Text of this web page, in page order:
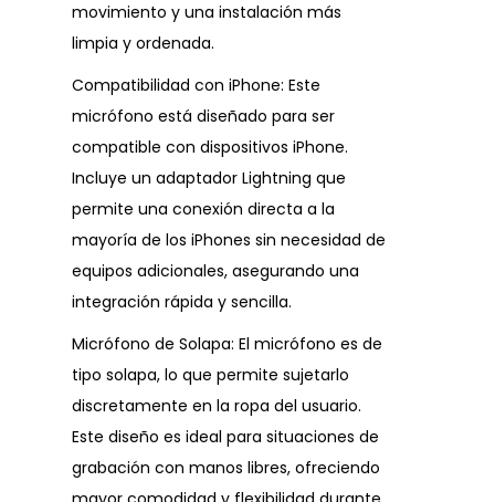
movimiento y una instalación más
limpia y ordenada.
Compatibilidad con iPhone: Este
micrófono está diseñado para ser
compatible con dispositivos iPhone.
Incluye un adaptador Lightning que
permite una conexión directa a la
mayoría de los iPhones sin necesidad de
equipos adicionales, asegurando una
integración rápida y sencilla.
Micrófono de Solapa: El micrófono es de
tipo solapa, lo que permite sujetarlo
discretamente en la ropa del usuario.
Este diseño es ideal para situaciones de
grabación con manos libres, ofreciendo